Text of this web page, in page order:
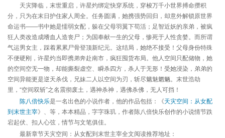
天灾降临，末世重启，许星灼绑定快穿系统，穿梭万千小世界搏命攒积
分，只为在末日护住家人周全。任务圆满，她携强势回归，却意外解锁原世界
命运书——书中她是懦弱女配，躲在父母羽翼下苟活；足智近妖的亲弟，被疯
狂人类改造成嗜血人造丧尸；为国奉献一生的父母，惨死于人性贪婪。而所谓
气运男女主，踩着累累尸骨登顶新纪元。这结局，她绝不接受！父母身份特殊
不便硬刚，许星灼当即携弟奔赴南市，疯狂囤货布局。他人空间只配储物，她
的空间空无一物，却能撕裂虚空、瞬杀四方，杀人于无形！受她浸染，弟弟的
空间异能更是逆天杀伐，兄妹二人以空间为刃，斩尽魑魅魍魉。末世浩劫
里，“空间双斩”之名震彻废土，遇神杀神，遇佛杀佛，无人可挡！
陈八倍快乐是一名出色的小说作者，他的作品包括：《天灾空间：从女配
到末世主宰》、等，本本精品，字字珠玑，作者陈八倍快乐创作的小说情节跌
宕起伏、扣人心弦，情节与文笔俱佳。
最新章节天灾空间：从女配到末世主宰全文阅读推荐地址：